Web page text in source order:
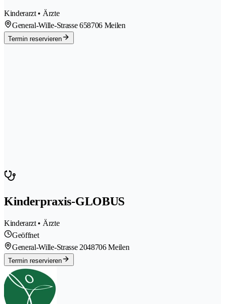
Kinderarzt • Ärzte
General-Wille-Strasse 658706 Meilen
Termin reservieren
Kinderpraxis-GLOBUS
Kinderarzt • Ärzte
Geöffnet
General-Wille-Strasse 2048706 Meilen
Termin reservieren